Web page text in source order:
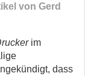
von Gerd
im
dass